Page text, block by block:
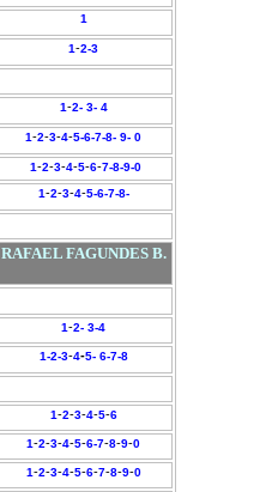
1
1-2-3
1-2- 3- 4
1-2-3-4-5-6-7-8- 9- 0
1-2-3-4-5-6-7-8-9-0
1-2-3-4-5-6-7-8-
RAFAEL FAGUNDES B.
1-2- 3-4
1-2-3-4-5- 6-7-8
1-2-3-4-5-6
1-2-3-4-5-6-7-8-9-0
1-2-3-4-5-6-7-8-9-0